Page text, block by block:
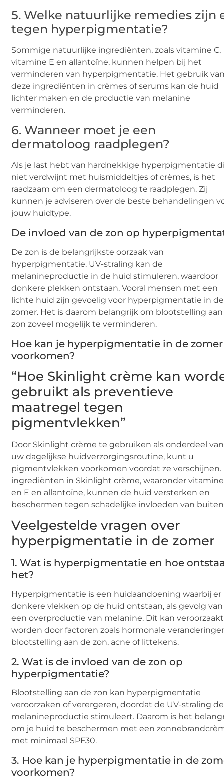
5. Welke natuurlijke remedies zijn
tegen hyperpigmentatie?
Sommige natuurlijke ingrediënten, zoals vitamine C,
vitamine E en allantoïne, kunnen helpen bij het
verminderen van hyperpigmentatie. Het gebruik
deze ingrediënten in crèmes of serums kan de huid
lichter maken en de productie van melanine
verminderen.
6. Wanneer moet je een
dermatoloog raadplegen?
Als je last hebt van hardnekkige hyperpigmentatie
niet verdwijnt met huismiddeltjes of crèmes, is het
raadzaam om een dermatoloog te raadplegen. Zij
kunnen je adviseren over de beste behandelingen
jouw huidtype.
De invloed van de zon op
De zon is de belangrijkste oorzaak van
hyperpigmentatie. UV-straling kan de
melanineproductie in de huid stimuleren, waardoor
donkere plekken ontstaan. Vooral mensen met een
lichte huid zijn gevoelig voor hyperpigmentatie in de
zomer. Het is daarom belangrijk om blootstelling
zon zoveel mogelijk te verminderen.
Hoe kan je hyperpigmentatie in de zomer
voorkomen?
“Hoe Skinlight crème kan
gebruikt als preventieve
maatregel tegen
pigmentvlekken”
Door Skinlight crème te gebruiken als onderdeel van
uw dagelijkse huidverzorgingsroutine, kunt u
pigmentvlekken voorkomen voordat ze verschijnen.
ingrediënten in Skinlight crème, waaronder
en E en allantoïne, kunnen de huid versterken en
beschermen tegen schadelijke invloeden van
Veelgestelde vragen over
hyperpigmentatie in de zomer
1. Wat is hyperpigmentatie en hoe
het?
Hyperpigmentatie is een huidaandoening waarbij er
donkere vlekken op de huid ontstaan, als gevolg van
een overproductie van melanine. Dit kan veroorzaakt
worden door factoren zoals hormonale
blootstelling aan de zon, acne of littekens.
2. Wat is de invloed van de zon op
hyperpigmentatie?
Blootstelling aan de zon kan hyperpigmentatie
veroorzaken of verergeren, doordat de UV-straling de
melanineproductie stimuleert. Daarom is het
om je huid te beschermen met een
met minimaal SPF30.
3. Hoe kan je hyperpigmentatie in de
voorkomen?